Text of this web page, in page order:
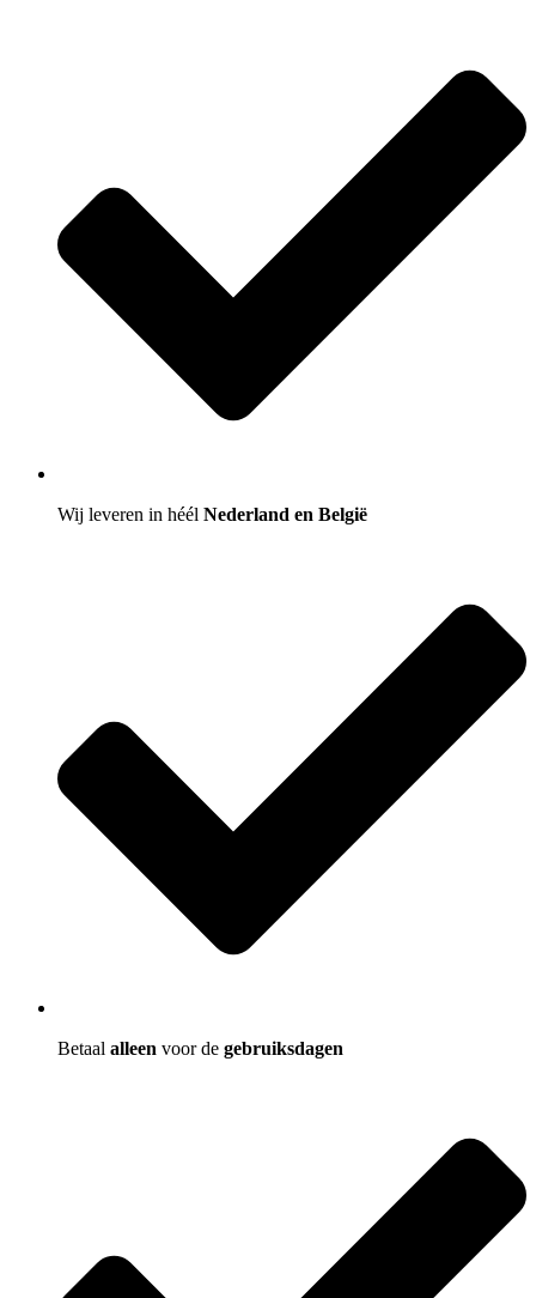
Wij leveren in héél Nederland en België
Betaal alleen voor de gebruiksdagen